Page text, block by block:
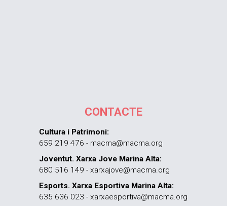
CONTACTE
Cultura i Patrimoni:
659 219 476 - macma@macma.org
Joventut. Xarxa Jove Marina Alta:
680 516 149 - xarxajove@macma.org
Esports. Xarxa Esportiva Marina Alta:
635 636 023 - xarxaesportiva@macma.org